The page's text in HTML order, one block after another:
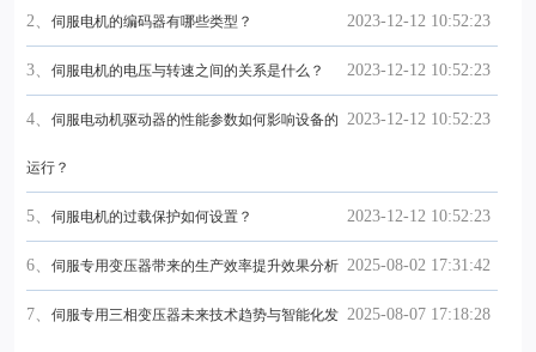
2023-12-12 10:52:23
2、 伺服电机的编码器有哪些类型？
2023-12-12 10:52:23
3、 伺服电机的电压与转速之间的关系是什么？
2023-12-12 10:52:23
4、 伺服电动机驱动器的性能参数如何影响设备的
运行？
2023-12-12 10:52:23
5、 伺服电机的过载保护如何设置？
2025-08-02 17:31:42
6、 伺服专用变压器带来的生产效率提升效果分析
2025-08-07 17:18:28
7、 伺服专用三相变压器未来技术趋势与智能化发